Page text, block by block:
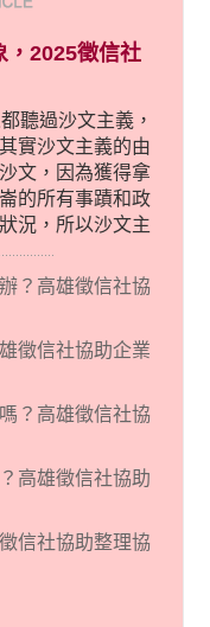
，2025徵信社
聽過沙文主義，
實沙文主義的由
文，因為獲得拿
的所有事蹟和政
況，所以沙文主
，而且有沙文主
家和民族有超強
家的人，所以沙
？高雄徵信社協
徵信社協助企業
？高雄徵信社協
高雄徵信社協助
信社協助整理協